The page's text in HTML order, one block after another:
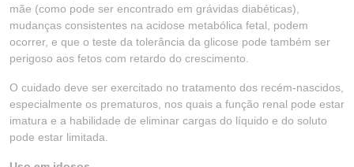
mãe (como pode ser encontrado em grávidas diabéticas),
mudanças consistentes na acidose metabólica fetal, podem
ocorrer, e que o teste da tolerância da glicose pode também ser
perigoso aos fetos com retardo do crescimento.
O cuidado deve ser exercitado no tratamento dos recém-nascidos,
especialmente os prematuros, nos quais a função renal pode estar
imatura e a habilidade de eliminar cargas do líquido e do soluto
pode estar limitada.